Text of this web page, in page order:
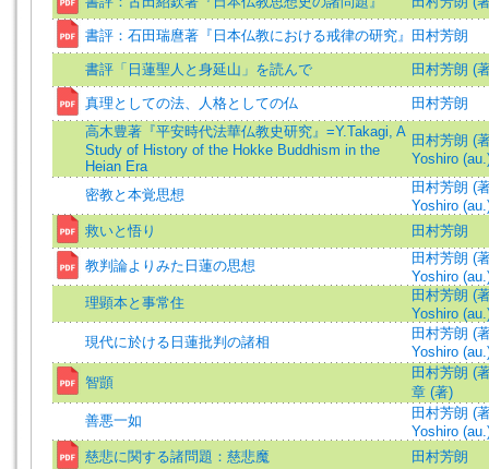
書評：石田瑞麿著『日本仏教における戒律の研究』 田村芳朗
書評「日蓮聖人と身延山」を読んで 田村芳朗 (
真理としての法、人格としての仏
田村芳朗
高木豊著『平安時代法華仏教史研究』=Y.Takagi, A
Study of History of the Hokke Buddhism in the
Heian Era
田村芳朗 (
Yoshiro
密教と本覚思想
田村芳朗 (
Yoshiro
救いと悟り
田村芳朗
教判論よりみた日蓮の思想
田村芳朗 (
Yoshiro
理顕本と事常住
田村芳朗 (
Yoshiro
現代に於ける日蓮批判の諸相
田村芳朗 (
Yoshiro
智顗
田村芳朗 (
章 (著)
善悪一如
田村芳朗 (
Yoshiro
慈悲に関する諸問題：慈悲魔
田村芳朗